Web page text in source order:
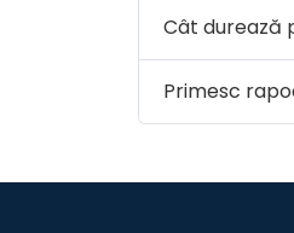
Cât durează
Primesc